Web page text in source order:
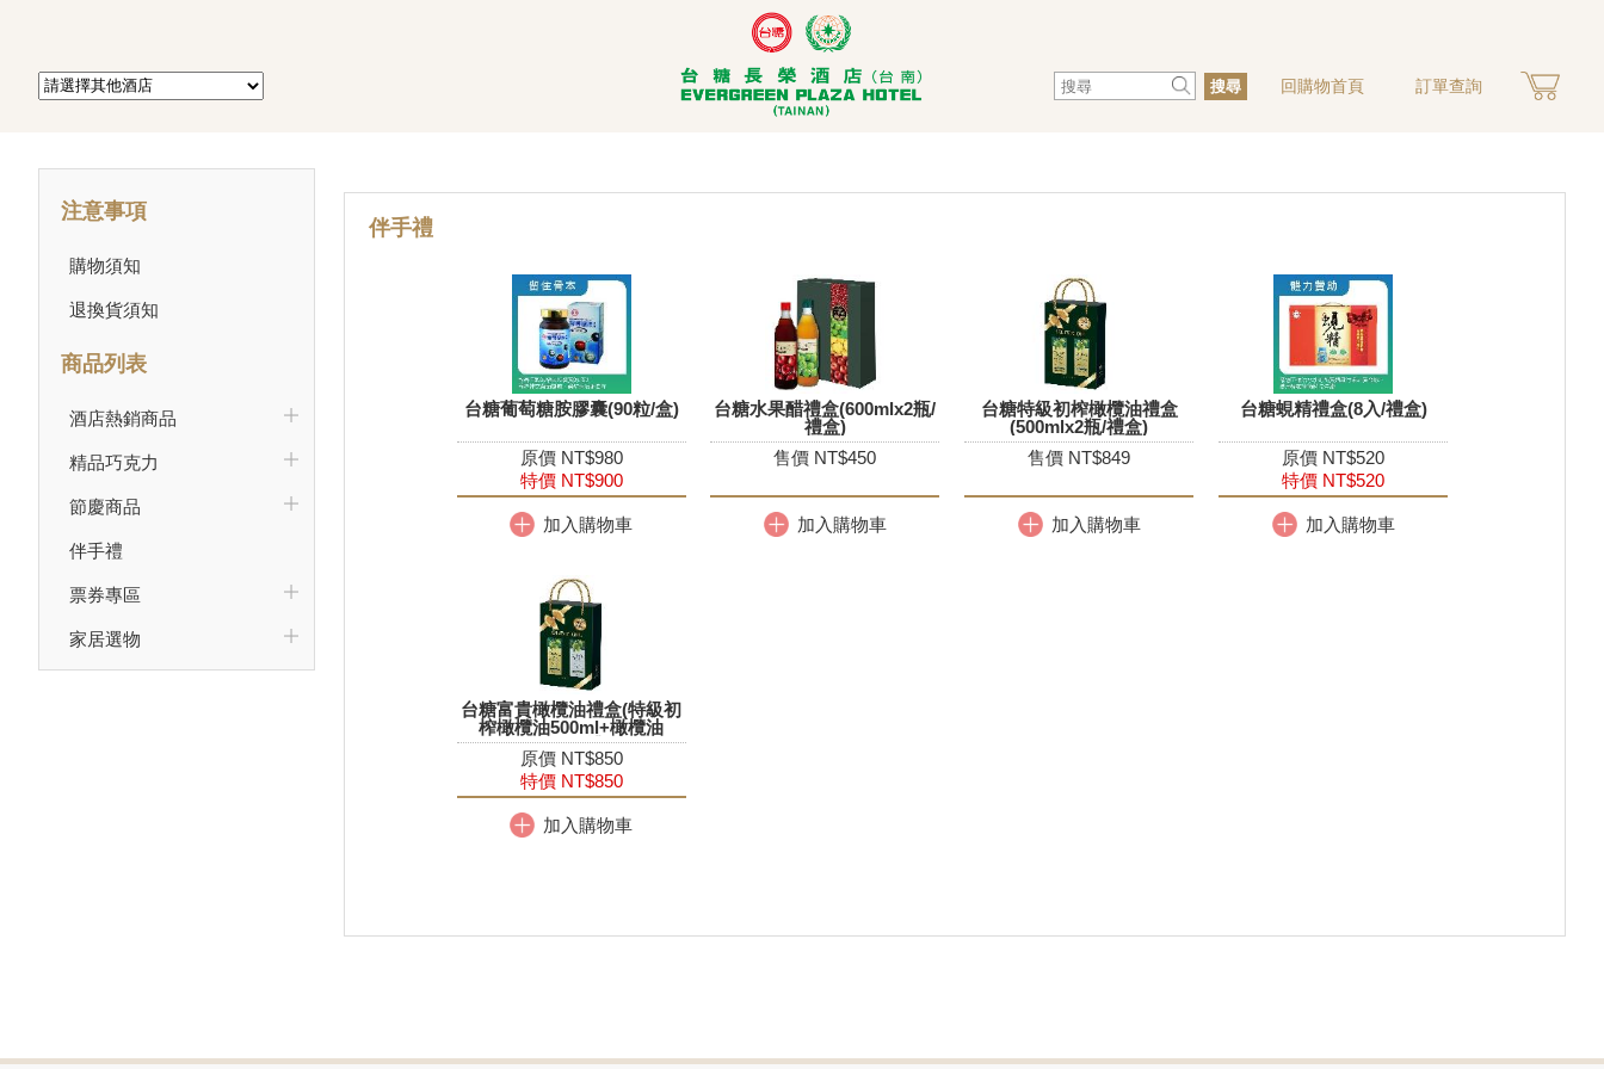
搜尋 回購物首頁 訂單查詢
注意事項
購物須知
退換貨須知
商品列表
酒店熱銷商品
精品巧克力
節慶商品
伴手禮
票券專區
家居選物
伴手禮
台糖葡萄糖胺膠囊(90粒/盒)
原價 NT$980
特價 NT$900
加入購物車
台糖水果醋禮盒(600mlx2瓶/
禮盒)
售價 NT$450
加入購物車
台糖特級初榨橄欖油禮盒
(500mlx2瓶/禮盒)
售價 NT$849
加入購物車
台糖蜆精禮盒(8入/禮盒)
原價 NT$520
特價 NT$520
加入購物車
台糖富貴橄欖油禮盒(特級初
榨橄欖油500ml+橄欖油
500ml瓶/禮盒)
原價 NT$850
特價 NT$850
加入購物車